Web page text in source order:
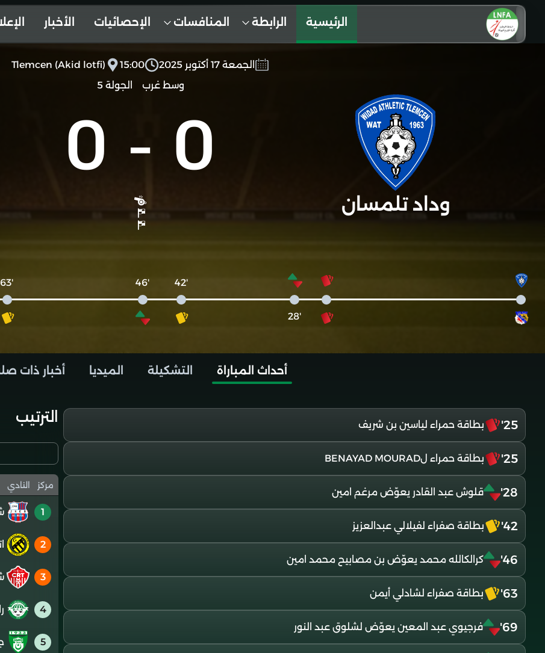
الرئيسية الرابطة المنافسات الإحصائيات الأخبار
الجمعة 17 أكتوبر 2025 15:00
Tlemcen (Akid lotfi)
وسط غرب
الجولة 5
وداد تلمسان
0
-
0
'28
'42
'46
'63
أحداث المباراة التشكيلة الميديا أخبار ذات
25' بطاقة حمراء لياسين بن شريف
25' بطاقة حمراء لBENAYAD MOURAD
28' قلوش عبد القادر يعوّض مرغم امين
42' بطاقة صفراء لفيلالي عبدالعزيز
46' كرالكالله محمد يعوّض بن مصابيح محمد امين
63' بطاقة صفراء لشادلي أيمن
69' فرجيوي عبد المعين يعوّض لشلوق عبد النور
الترتيب
مركز النادي
1
2
3
4
5